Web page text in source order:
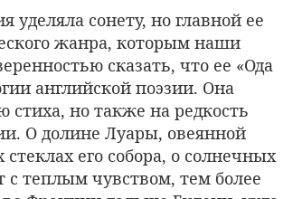
уделяла сонету, но главной ее
жанра, которым наши
сказать, что ее «Ода
английской поэзии. Она
стиха, но также на редкость
О долине Луары, овеянной
его собора, о солнечных
с теплым чувством, тем более